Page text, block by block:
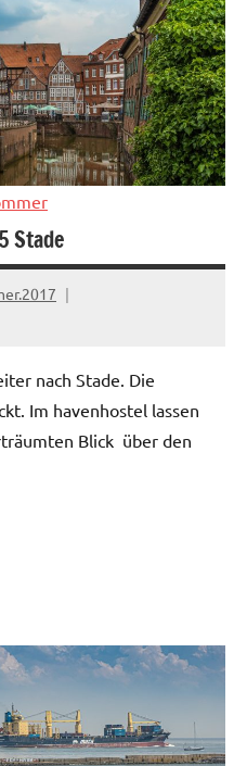
Stade
nach Stade. Die
Im havenhostel lassen
Blick über den